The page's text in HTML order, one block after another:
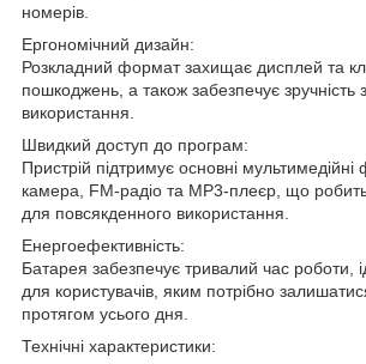
номерів.
Ергономічний дизайн:
Розкладний формат захищає дисплей та
пошкоджень, а також забезпечує зручність
використання.
Швидкий доступ до програм:
Пристрій підтримує основні мультимедійні
камера, FM-радіо та MP3-плеєр, що
для повсякденного використання.
Енергоефективність:
Батарея забезпечує тривалий час роботи,
для користувачів, яким потрібно
протягом усього дня.
Технічні характеристики: